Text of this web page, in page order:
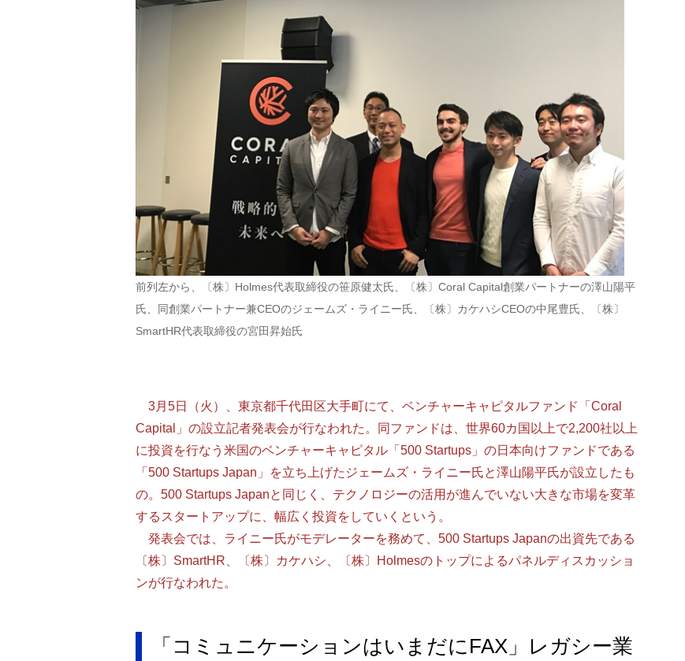
前列左から、〔株〕Holmes代表取締役の笹原健太氏、〔株〕Coral Capital創業パートナーの澤山陽平
氏、同創業パートナー兼CEOのジェームズ・ライニー氏、〔株〕カケハシCEOの中尾豊氏、〔株〕
SmartHR代表取締役の宮田昇始氏
3月5日（火）、東京都千代田区大手町にて、ベンチャーキャピタルファンド「Coral
Capital」の設立記者発表会が行なわれた。同ファンドは、世界60カ国以上で2,200社以上
に投資を行なう米国のベンチャーキャピタル「500 Startups」の日本向けファンドである
「500 Startups Japan」を立ち上げたジェームズ・ライニー氏と澤山陽平氏が設立したも
の。500 Startups Japanと同じく、テクノロジーの活用が進んでいない大きな市場を変革
するスタートアップに、幅広く投資をしていくという。
発表会では、ライニー氏がモデレーターを務めて、500 Startups Japanの出資先である
〔株〕SmartHR、〔株〕カケハシ、〔株〕Holmesのトップによるパネルディスカッショ
ンが行なわれた。
「コミュニケーションはいまだにFAX」レガシー業